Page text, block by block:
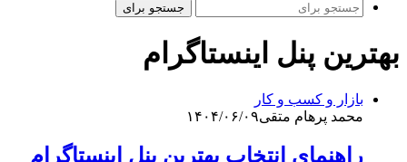
جستجو برای
بهترین پنل اینستاگرام
بازار و کسب و کار
محمد پرهام متقی۱۴۰۴/۰۶/۰۹
راهنمای انتخاب بهترین پنل اینستاگرام